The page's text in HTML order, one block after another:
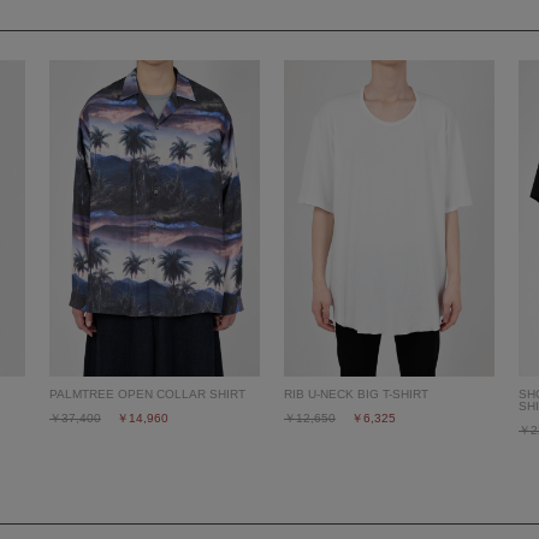
PALMTREE OPEN COLLAR SHIRT
￥37,400
￥14,960
RIB U-NECK BIG T-SHIRT
￥12,650
￥6,325
￥